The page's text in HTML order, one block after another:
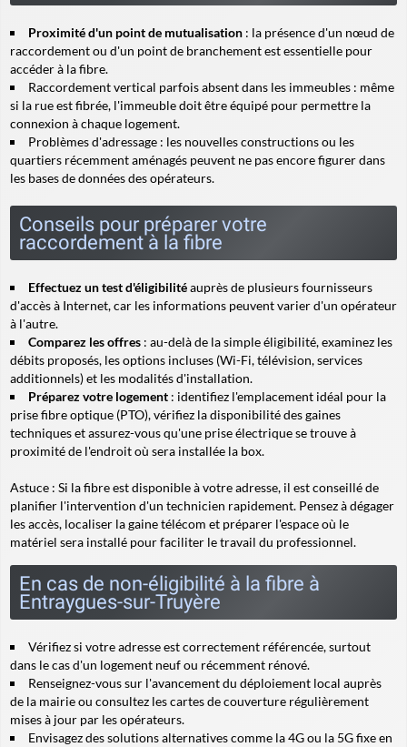
Proximité d'un point de mutualisation : la présence d'un nœud de
raccordement ou d'un point de branchement est essentielle pour
accéder à la fibre.
Raccordement vertical parfois absent dans les immeubles : même
si la rue est fibrée, l'immeuble doit être équipé pour permettre la
connexion à chaque logement.
Problèmes d'adressage : les nouvelles constructions ou les
quartiers récemment aménagés peuvent ne pas encore figurer dans
les bases de données des opérateurs.
Conseils pour préparer votre
raccordement à la fibre
Effectuez un test d'éligibilitéauprès de plusieurs fournisseurs
d'accès à Internet, car les informations peuvent varier d'un opérateur
à l'autre.
Comparez les offres : au-delà de la simple éligibilité, examinez les
débits proposés, les options incluses (Wi-Fi, télévision, services
additionnels) et les modalités d'installation.
Préparez votre logement : identifiez l'emplacement idéal pour la
prise fibre optique (PTO), vérifiez la disponibilité des gaines
techniques et assurez-vous qu'une prise électrique se trouve à
proximité de l'endroit où sera installée la box.
Astuce : Si la fibre est disponible à votre adresse, il est conseillé de
planifier l'intervention d'un technicien rapidement. Pensez à dégager
les accès, localiser la gaine télécom et préparer l'espace où le
matériel sera installé pour faciliter le travail du professionnel.
En cas de non-éligibilité à la fibre à
Entraygues-sur-Truyère
Vérifiez si votre adresse est correctement référencée, surtout
dans le cas d'un logement neuf ou récemment rénové.
Renseignez-vous sur l'avancement du déploiement local auprès
de la mairie ou consultez les cartes de couverture régulièrement
mises à jour par les opérateurs.
Envisagez des solutions alternatives comme la 4G ou la 5G fixe en